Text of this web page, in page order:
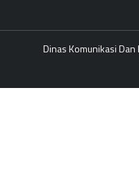
Dinas Komunikasi